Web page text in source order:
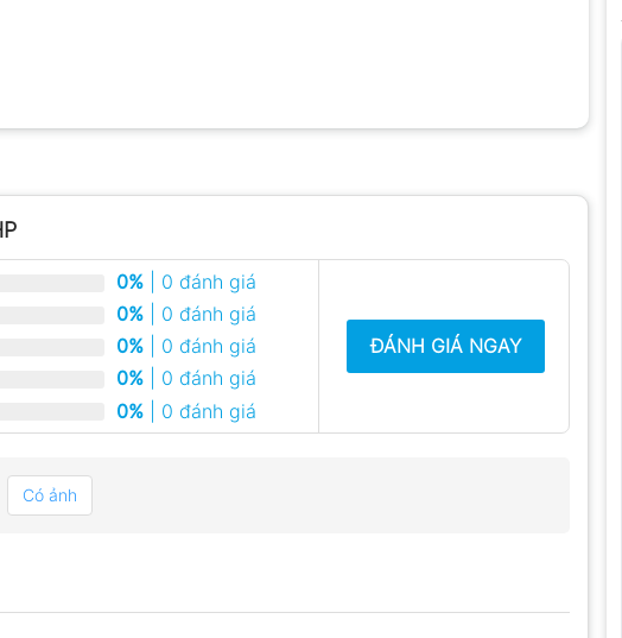
0% | 0 đánh giá
0% | 0 đánh giá
0% | 0 đánh giá
0% | 0 đánh giá
0% | 0 đánh giá
ĐÁNH GIÁ NGAY
Có ảnh